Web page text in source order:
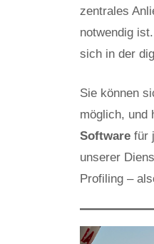
zentrales
notwendig
sich in der
Sie können
möglich, und
Software für
unserer
Profiling –